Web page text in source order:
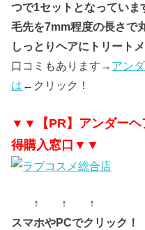
つで1セットとなっていま
毛先を7mm程度の長さで
しっとりヘアにトリートメ
口コミもあります→ アン
は ←クリック！
▼▼【PR】アンダーヘ
得購入窓口▼▼
↑ ↑ ↑
スマホやPCでクリック！